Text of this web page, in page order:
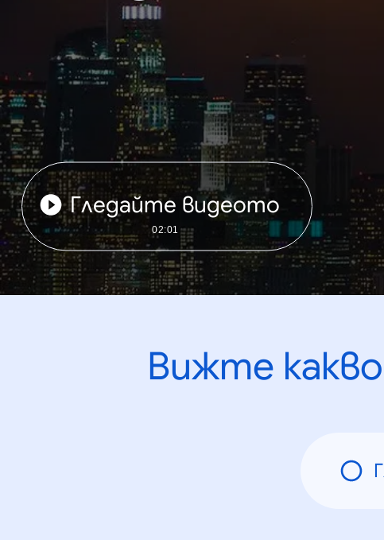
Гледайте видеото
02:01
Вижте